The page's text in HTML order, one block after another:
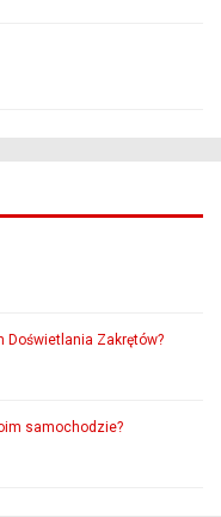
Doświetlania Zakrętów?
samochodzie?